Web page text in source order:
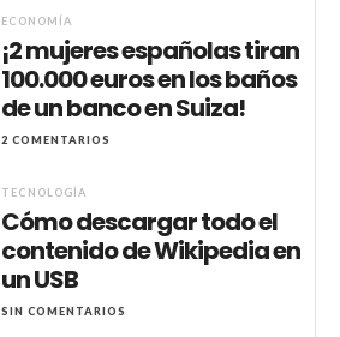
ECONOMÍA
¡2 mujeres españolas tiran
100.000 euros en los baños
de un banco en Suiza!
2 COMENTARIOS
TECNOLOGÍA
Cómo descargar todo el
contenido de Wikipedia en
un USB
SIN COMENTARIOS